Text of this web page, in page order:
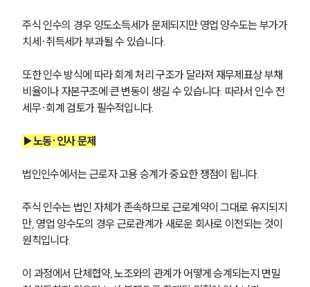
주식 인수의 경우 양도소득세가 문제되지만 영업 양수도는 부가가
치세·취득세가 부과될 수 있습니다.
또한 인수 방식에 따라 회계 처리 구조가 달라져 재무제표상 부채
비율이나 자본구조에 큰 변동이 생길 수 있습니다. 따라서 인수 전
세무·회계 검토가 필수적입니다.
▶노동·인사 문제
법인인수에서는 근로자 고용 승계가 중요한 쟁점이 됩니다.
주식 인수는 법인 자체가 존속하므로 근로계약이 그대로 유지되지
만, 영업 양수도의 경우 근로관계가 새로운 회사로 이전되는 것이
원칙입니다.
이 과정에서 단체협약, 노조와의 관계가 어떻게 승계되는지 면밀